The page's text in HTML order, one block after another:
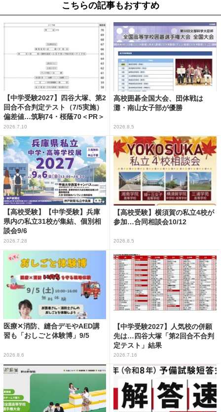
こちらの記事もおすすめ
【中学受験2027】四谷大塚、第2
回合不合判定テスト（7/5実施）
偏差値…筑駒74・桜蔭70＜PR＞
2026.7.10
高校囲碁全国大会、団体戦は
灘・南山女子部が優勝
2026.8.5
【高校受験】【中学受験】兵庫
県内の私立31校が集結、個別相
談会9/6
2026.7.28
【高校受験】横須賀の私立4校が
参加…合同相談会10/12
2026.8.5
医療✕消防、縫合デモやAED講
習も「おしごと体験博」9/5
2026.8.6
【中学受験2027】人気校の併願
先は…四谷大塚「第2回合不合判
定テスト」結果
2026.7.16